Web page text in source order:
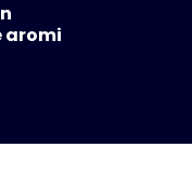
aromi